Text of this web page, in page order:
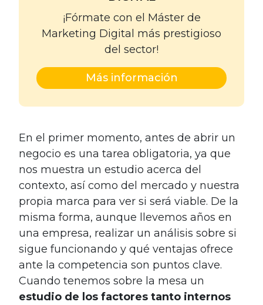
¡Fórmate con el Máster de
Marketing Digital más prestigioso
del sector!
Más información
En el primer momento, antes de abrir un
negocio es una tarea obligatoria, ya que
nos muestra un estudio acerca del
contexto, así como del mercado y nuestra
propia marca para ver si será viable. De la
misma forma, aunque llevemos años en
una empresa, realizar un análisis sobre si
sigue funcionando y qué ventajas ofrece
ante la competencia son puntos clave.
Cuando tenemos sobre la mesa un
estudio de los factores tanto internos